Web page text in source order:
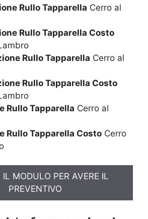
Rullo Tapparella Cerro al
Rullo Tapparella Costo
Rullo Tapparella Cerro al
Rullo Tapparella Costo
Rullo Tapparella Cerro al
Rullo Tapparella Costo Cerro
MODULO PER AVERE IL
PREVENTIVO